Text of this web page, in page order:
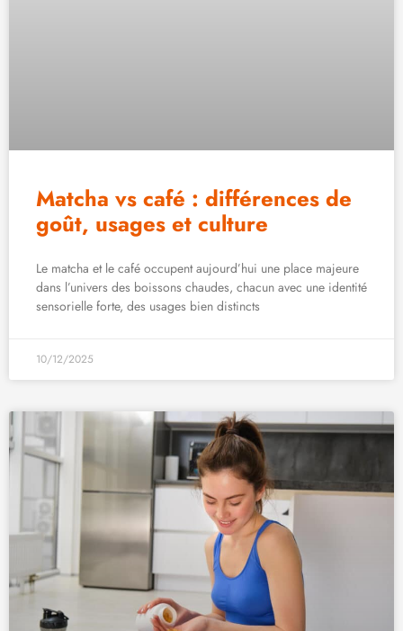
Matcha vs café : différences de
goût, usages et culture
Le matcha et le café occupent aujourd’hui une place majeure
dans l’univers des boissons chaudes, chacun avec une identité
sensorielle forte, des usages bien distincts
10/12/2025